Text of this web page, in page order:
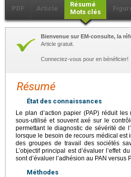
PDF Article
Résumé
Mots clés
Bienvenue sur EM-consulte, la
Article gratuit.
Connectez-vous pour en bénéficier!
Résumé
État des connaissances
Le plan d’action papier (PAP) réduit
sous-utilisé et souvent axé sur le
permettant le diagnostic de sévérité de
lorsque le besoin de recours médical
des groupes de travail des sociétés
L’objectif principal est d’évaluer l’effet
sont d’évaluer l’adhésion au PAN versus
Méthodes